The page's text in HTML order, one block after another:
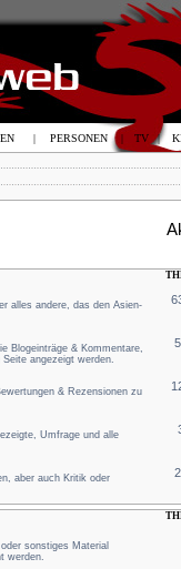
alles andere, das den Asien-
Blogeinträge & Kommentare,
angezeigt werden.
& Rezensionen zu
Umfrage und alle
aber auch Kritik oder
sonstiges Material
werden.
| PERSONEN | TV |